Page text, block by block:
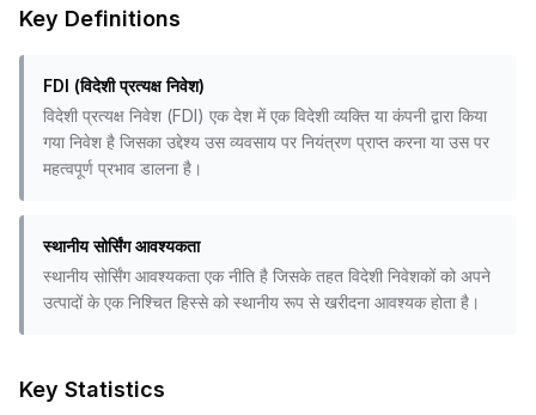
Key Definitions
FDI (विदेशी प्रत्यक्ष निवेश)
विदेशी प्रत्यक्ष निवेश (FDI) एक देश में एक विदेशी व्यक्ति या कंपनी द्वारा किया
गया निवेश है जिसका उद्देश्य उस व्यवसाय पर नियंत्रण प्राप्त करना या उस पर
महत्वपूर्ण प्रभाव डालना है।
स्थानीय सोर्सिंग आवश्यकता
स्थानीय सोर्सिंग आवश्यकता एक नीति है जिसके तहत विदेशी निवेशकों को अपने
उत्पादों के एक निश्चित हिस्से को स्थानीय रूप से खरीदना आवश्यक होता है।
Key Statistics